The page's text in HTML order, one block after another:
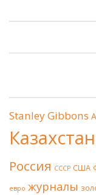
Stanley Gibbons
Казахстан
Россия СССР США
евро журналы